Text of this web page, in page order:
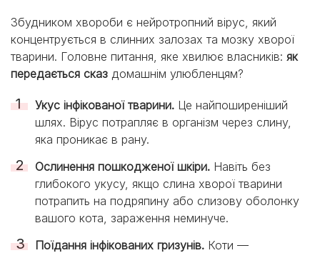
Збудником хвороби є нейротропний вірус, який
концентрується в слинних залозах та мозку хворої
тварини. Головне питання, яке хвилює власників: як
передається сказ домашнім улюбленцям?
Укус інфікованої тварини. Це найпоширеніший
шлях. Вірус потрапляє в організм через слину,
яка проникає в рану.
Ослинення пошкодженої шкіри. Навіть без
глибокого укусу, якщо слина хворої тварини
потрапить на подряпину або слизову оболонку
вашого кота, зараження неминуче.
Поїдання інфікованих гризунів. Коти —